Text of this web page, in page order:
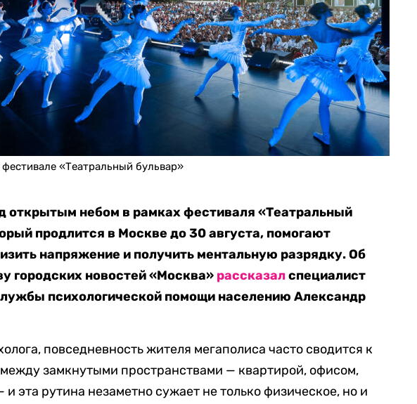
«Театральный бульвар»
открытым небом в рамках фестиваля «Театральный
продлится в Москве до 30 августа, помогают
напряжение и получить ментальную разрядку. Об
городских новостей «Москва» рассказалспециалист
психологической помощи населению Александр
повседневность жителя мегаполиса часто сводится к
замкнутыми пространствами — квартирой, офисом,
и эта рутина незаметно сужает не только физическое, но и